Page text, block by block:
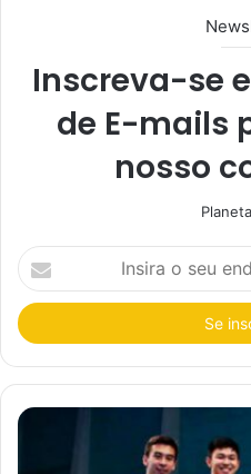
Inscreva-se
de E-mails
nosso
I
n
i
r
a
o
s
u